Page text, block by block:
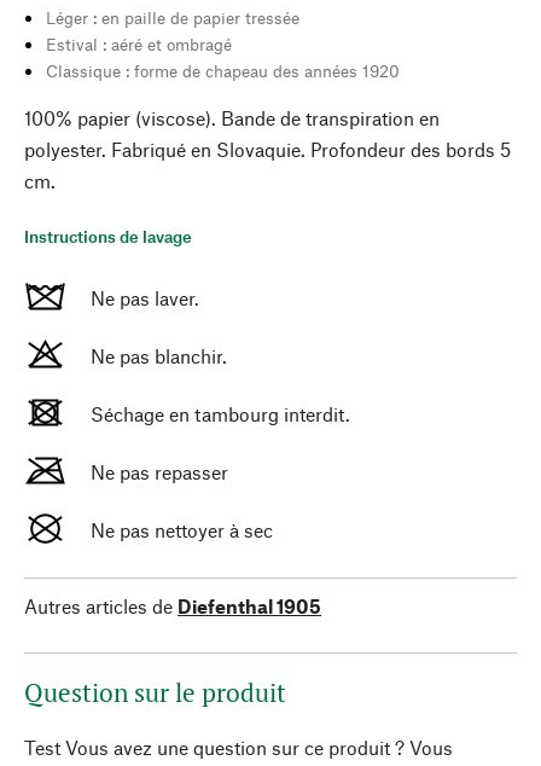
Léger : en paille de papier tressée
Estival : aéré et ombragé
Classique : forme de chapeau des années 1920
100% papier (viscose). Bande de transpiration en
polyester. Fabriqué en Slovaquie. Profondeur des bords 5
cm.
Instructions de lavage
Ne pas laver.
Ne pas blanchir.
Séchage en tambourg interdit.
Ne pas repasser
Ne pas nettoyer à sec
Autres articles de Diefenthal 1905
Question sur le produit
Test Vous avez une question sur ce produit ? Vous